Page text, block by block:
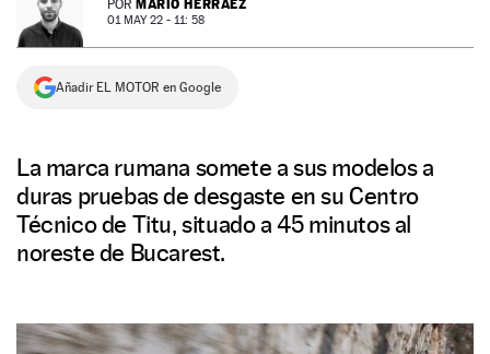
NEWSLETTER
SÍGUENOS
POR MARIO HERRÁEZ
01 MAY 22 - 11: 58
Añadir EL MOTOR en Google
La marca rumana somete a sus modelos a
duras pruebas de desgaste en su Centro
Técnico de Titu, situado a 45 minutos al
noreste de Bucarest.